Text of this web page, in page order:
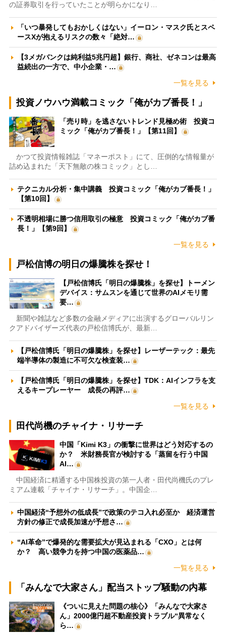
の証券取引を行っていたことが明らかになり…
「いつ暴発してもおかしくはない」イーロン・マスク氏とスペ
ースXが抱えるリスクの数々「絶対…
【3メガバンクは純利益5兆円超】銀行、商社、ゼネコンは最高
益続出の一方で、中小企業・…
一覧を見る
投資ノウハウ満載コミック「俺がカブ番長！」
「売り時」を逃さないトレンド見極め術 投資コ
ミック「俺がカブ番長！」【第11回】
かつて投資情報雑誌「マネーポスト」にて、圧倒的な情報量が
詰め込まれた「天下無敵の株コミック」とし…
テクニカル分析・集中講義 投資コミック「俺がカブ番長！」
【第10回】
不透明相場に勝つ信用取引の極意 投資コミック「俺がカブ番
長！」【第9回】
一覧を見る
戸松信博の明日の爆騰株を探せ！
【戸松信博氏「明日の爆騰株」を探せ】トーメン
デバイス：サムスンを通じて世界のAIメモリ需
要…
新聞や雑誌など多数の金融メディアに出演するグローバルリン
クアドバイザーズ代表の戸松信博氏が、最新…
【戸松信博氏「明日の爆騰株」を探せ】レーザーテック：最先
端半導体の製造に不可欠な検査装…
【戸松信博氏「明日の爆騰株」を探せ】TDK：AIインフラを支
えるキープレーヤー 成長の再評…
一覧を見る
田代尚機のチャイナ・リサーチ
中国「Kimi K3」の衝撃に世界はどう対応するの
か？ 米財務長官が検討する「蒸留を行う中国
AI…
中国経済に精通する中国株投資の第一人者・田代尚機氏のプレ
ミアム連載「チャイナ・リサーチ」。中国企…
中国経済“予想外の低成長”で政策のテコ入れ必至か 経済運営
方針の修正で成長加速が予想さ…
“AI革命”で爆発的な需要拡大が見込まれる「CXO」とは何
か？ 高い競争力を持つ中国の医薬品…
一覧を見る
「みんなで大家さん」配当ストップ騒動の内幕
《ついに見えた問題の核心》「みんなで大家さ
ん」2000億円超不動産投資トラブル“異常なく
ら…